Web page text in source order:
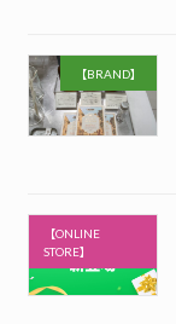
【BRAND】
【ONLINE
STORE】